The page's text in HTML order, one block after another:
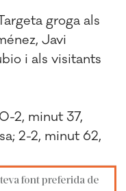
groga als
Javi
i als visitants
2, minut 37,
2-2, minut 62,
font preferida de